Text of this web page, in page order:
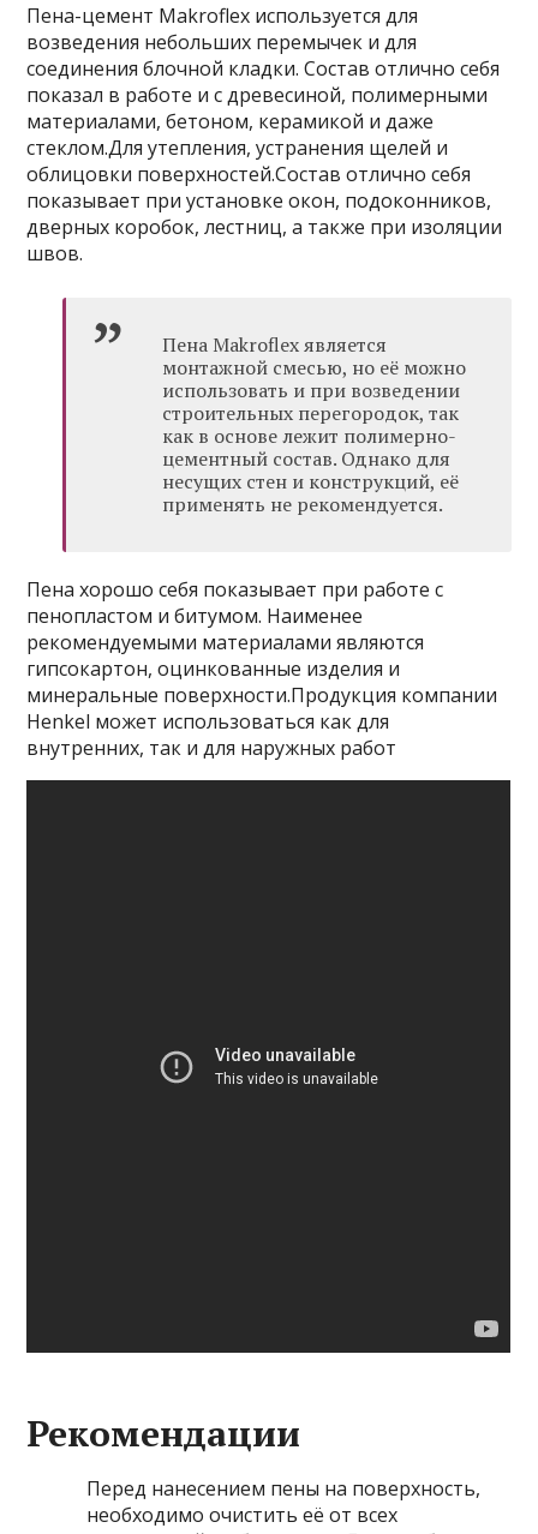
Пена-цемент Makroflex используется для
возведения небольших перемычек и для
соединения блочной кладки. Состав отлично себя
показал в работе и с древесиной, полимерными
материалами, бетоном, керамикой и даже
стеклом.Для утепления, устранения щелей и
облицовки поверхностей.Состав отлично себя
показывает при установке окон, подоконников,
дверных коробок, лестниц, а также при изоляции
швов.
Пена Makroflex является
монтажной смесью, но её можно
использовать и при возведении
строительных перегородок, так
как в основе лежит полимерно-
цементный состав. Однако для
несущих стен и конструкций, её
применять не рекомендуется.
Пена хорошо себя показывает при работе с
пенопластом и битумом. Наименее
рекомендуемыми материалами являются
гипсокартон, оцинкованные изделия и
минеральные поверхности.Продукция компании
Henkel может использоваться как для
внутренних, так и для наружных работ
Рекомендации
Перед нанесением пены на поверхность,
необходимо очистить её от всех